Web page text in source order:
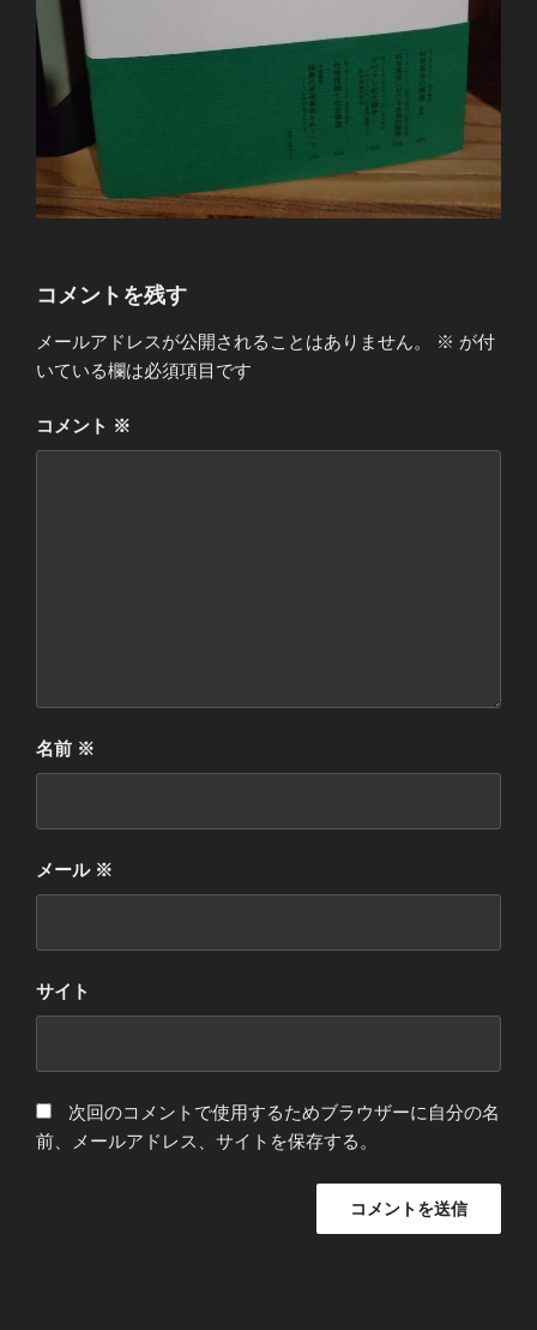
コメントを残す
メールアドレスが公開されることはありません。 ※ が付
いている欄は必須項目です
コメント ※
名前 ※
メール ※
サイト
次回のコメントで使用するためブラウザーに自分の名
前、メールアドレス、サイトを保存する。